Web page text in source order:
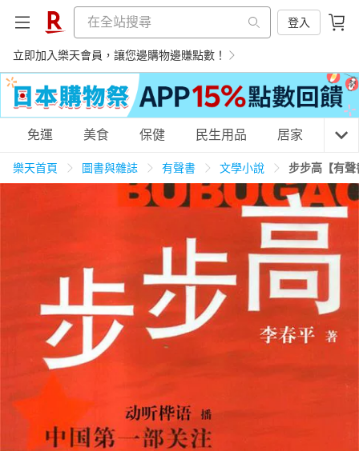
登入
立即加入樂天會員，讓您邊購物邊賺點數！
購物網分類
養生保健 民生用品
居家生活 3C家電 運動休閒 親子玩具
女裝 情趣用品
電子/紙本書
HOT
免運 美食 保健 民生用品 居家 3C
樂天首頁 圖書與雜誌 有聲書 文學小說 步步高【有聲